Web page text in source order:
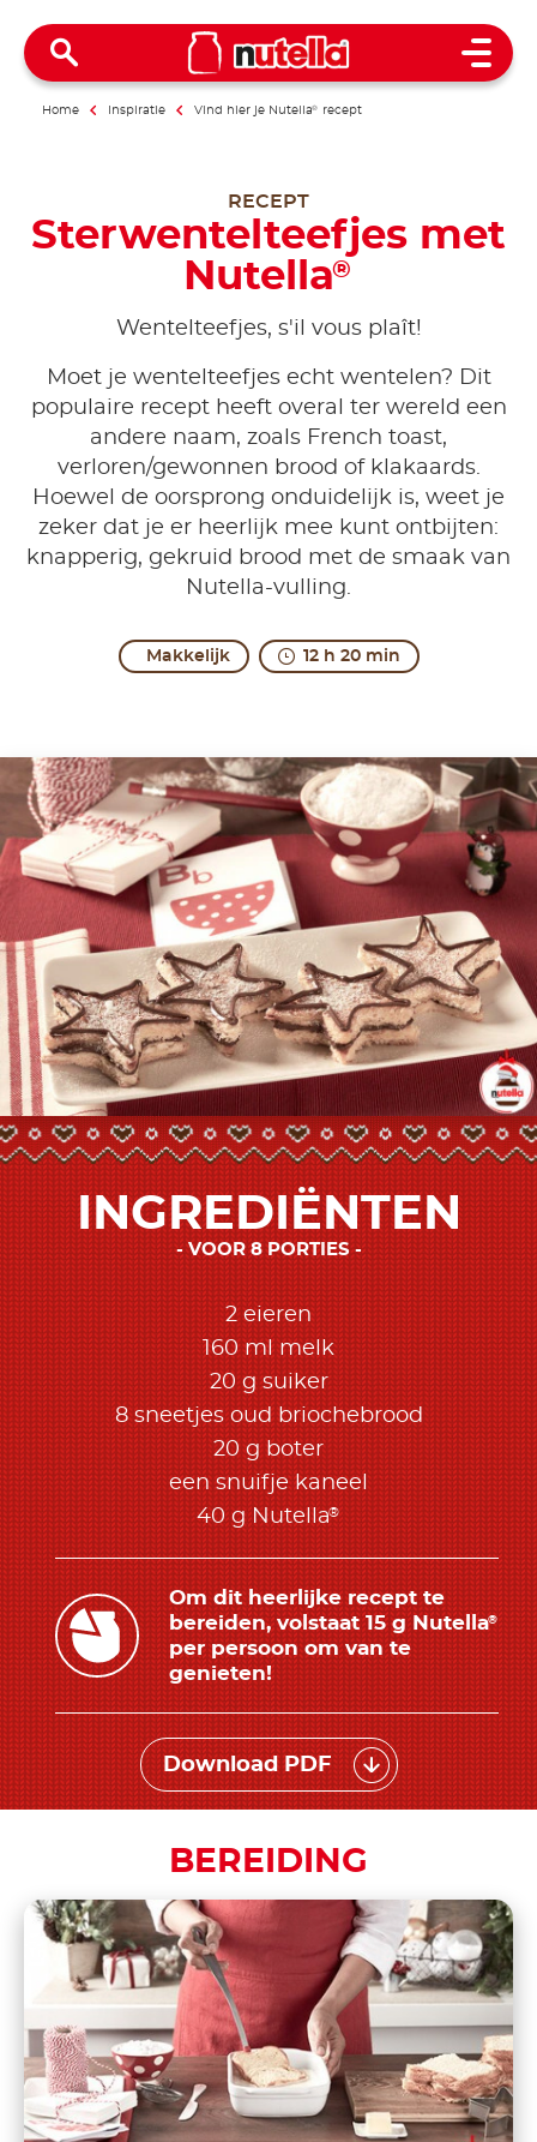
Open
Home Inspiratie Vind hier je Nutella® recept
RECEPT
Sterwentelteefjes met
Nutella®
Wentelteefjes, s'il vous plaît!
Moet je wentelteefjes echt wentelen? Dit
populaire recept heeft overal ter wereld een
andere naam, zoals French toast,
verloren/gewonnen brood of klakaards.
Hoewel de oorsprong onduidelijk is, weet je
zeker dat je er heerlijk mee kunt ontbijten:
knapperig, gekruid brood met de smaak van
Nutella-vulling.
Makkelijk 12 h 20 min
INGREDIËNTEN
VOOR 8 PORTIES
2 eieren
160 ml melk
20 g suiker
8 sneetjes oud briochebrood
20 g boter
een snuifje kaneel
40 g Nutella®
Om dit heerlijke recept te
bereiden, volstaat 15 g Nutella®
per persoon om van te
genieten!
Download PDF
BEREIDING